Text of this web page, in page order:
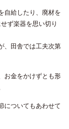
自給したり、廃材を
ず楽器を思い切り
、田舎では工夫次第
お金をかけずとも形
についてもあわせて